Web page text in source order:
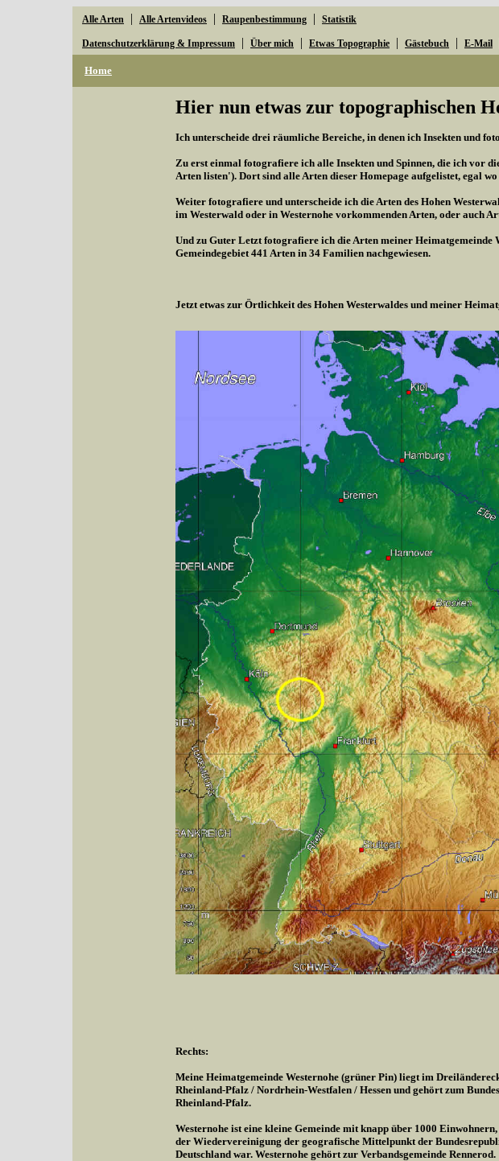
Alle Arten | Alle Artenvideos | Raupenbestimmung | Statistik
Datenschutzerklärung & Impressum | Über mich | Etwas Topographie | Gästebuch | E-Mail
Home
Hier nun etwas zur topographischen
Ich unterscheide drei räumliche Bereiche, in denen ich Insekten und
Zu erst einmal fotografiere ich alle Insekten und Spinnen, die ich vor
Arten listen'). Dort sind alle Arten dieser Homepage aufgelistet, egal
Weiter fotografiere und unterscheide ich die Arten des Hohen
im Westerwald oder in Westernohe vorkommenden Arten, oder auch
Und zu Guter Letzt fotografiere ich die Arten meiner Heimatgemeinde
Gemeindegebiet 441 Arten in 34 Familien nachgewiesen.
Jetzt etwas zur Örtlichkeit des Hohen Westerwaldes und meiner
Rechts:
Meine Heimatgemeinde Westernohe (grüner Pin) liegt im
Rheinland-Pfalz / Nordrhein-Westfalen / Hessen und gehört zum
Rheinland-Pfalz.
Westernohe ist eine kleine Gemeinde mit knapp über 1000
der Wiedervereinigung der geografische Mittelpunkt der
Deutschland war. Westernohe gehört zur Verbandsgemeinde Rennerod.